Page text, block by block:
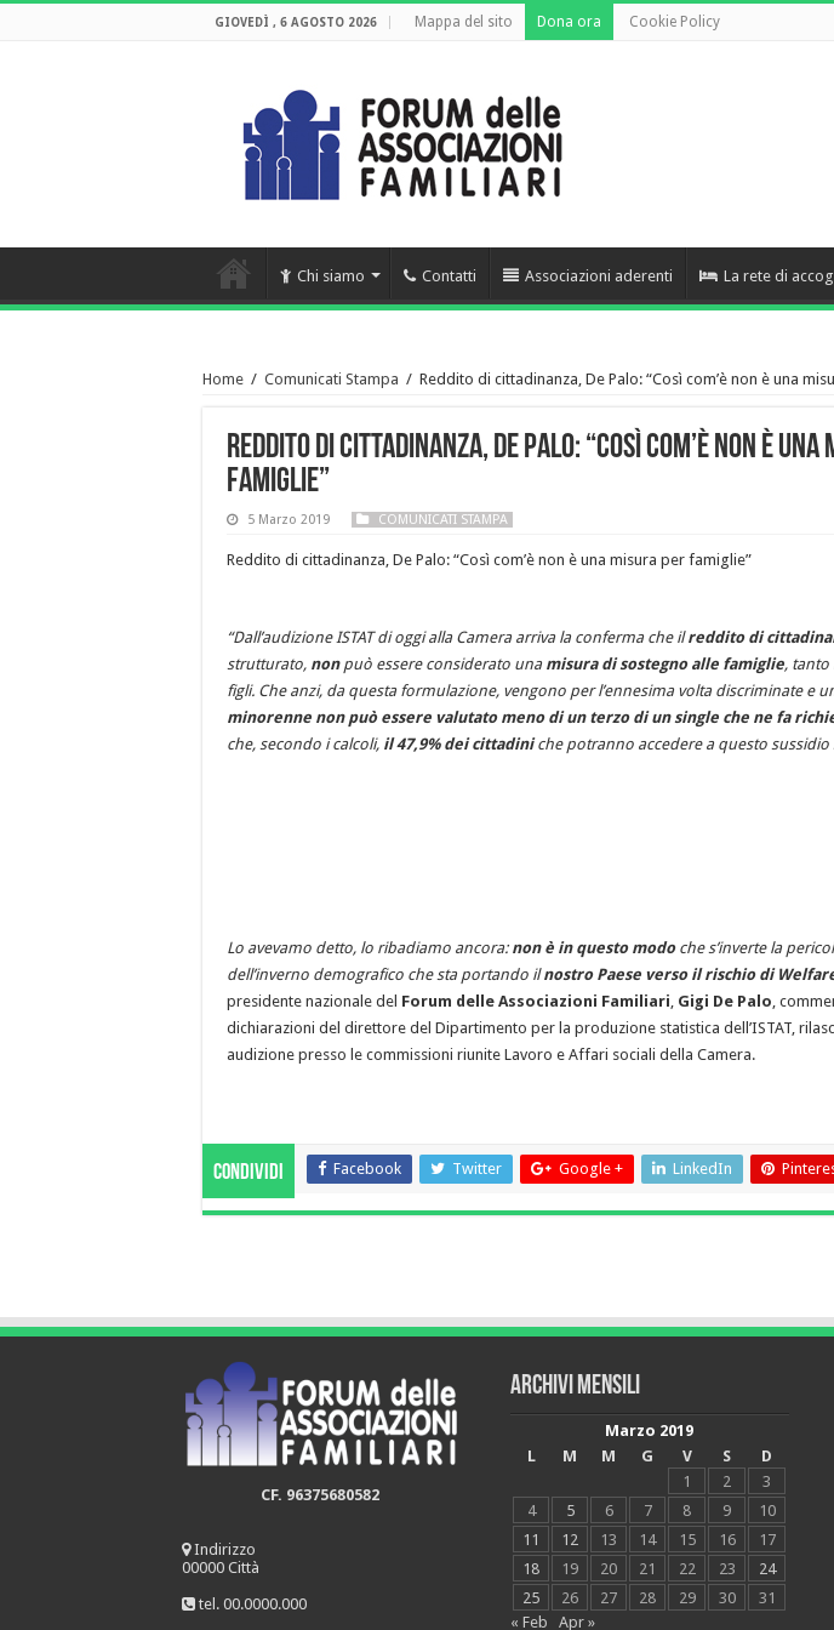
GIOVEDÌ , 6 AGOSTO 2026 Mappa del sito Dona ora Cookie Policy
Chi siamo Contatti Associazioni aderenti La rete di
Home / Comunicati Stampa / Reddito di cittadinanza, De Palo: “Così com’è non è una
Reddito di cittadinanza, De Palo: “Così com’è non è
famiglie”
5 Marzo 2019 COMUNICATI STAMPA
Reddito di cittadinanza, De Palo: “Così com’è non è una misura per famiglie”
“Dall’audizione ISTAT di oggi alla Camera arriva la conferma che ilreddito di
strutturato, nonpuò essere considerato una misura di sostegno alle famiglie, tanto
figli. Che anzi, da questa formulazione, vengono per l’ennesima volta discriminate e
minorenne non può essere valutato meno di un terzo di un single che ne fa
che, secondo i calcoli, il 47,9% dei cittadiniche potranno accedere a questo sussidio
Lo avevamo detto, lo ribadiamo ancora: non è in questo modoche s’inverte la
dell’inverno demografico che sta portando ilnostro Paese verso il rischio di
presidente nazionale del Forum delle Associazioni Familiari, Gigi De Palo,
dichiarazioni del direttore del Dipartimento per la produzione statistica dell’ISTAT,
audizione presso le commissioni riunite Lavoro e Affari sociali della Camera.
Condividi Facebook Twitter Google + LinkedIn
CF. 96375680582
Indirizzo
00000 Città
tel. 00.0000.000
Archivi mensili
Marzo 2019
L
M M G V S
D
1
2
3
4
5 6 7 8 9
10
11
12 13 14 15 16
17
18
19 20 21 22 23
24
25
26 27 28 29 30
31
« Feb
Apr »